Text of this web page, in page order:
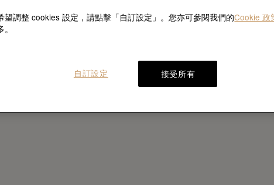
望調整 cookies 設定，請點擊「自訂設定」。您亦可參閱我們的Cookie 政
接受所有
自訂設定